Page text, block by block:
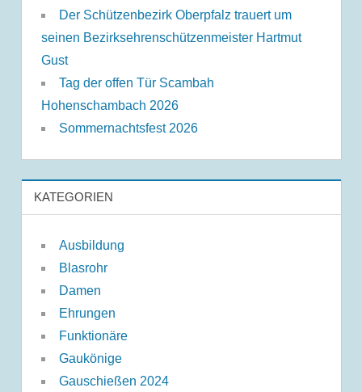
Der Schützenbezirk Oberpfalz trauert um
seinen Bezirksehrenschützenmeister Hartmut
Gust
Tag der offen Tür Scambah
Hohenschambach 2026
Sommernachtsfest 2026
KATEGORIEN
Ausbildung
Blasrohr
Damen
Ehrungen
Funktionäre
Gaukönige
Gauschießen 2024